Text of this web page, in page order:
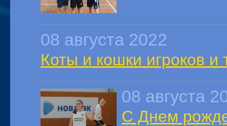
08 августа 2022
Коты и кошки игроков
08 августа
С Днем